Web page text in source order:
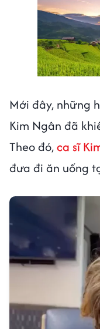
Mới đây, những
Kim Ngân đã
Theo đó,ca sĩ
đưa đi ăn uống